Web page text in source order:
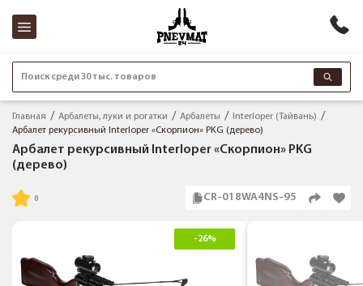
Поиск среди 30 тыс. товаров
Главная Арбалеты, луки и рогатки Арбалеты
Interloper (Тайвань)
Арбалет рекурсивный Interloper «Скорпион» PKG (дерево)
Арбалет рекурсивный Interloper «Скорпион» PKG
(дерево)
CR-018WA4NS-95
-26%